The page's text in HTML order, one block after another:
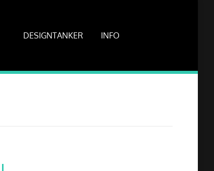
DESIGNTANKER INFO